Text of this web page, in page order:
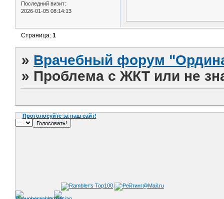
Последний визит:
2026-01-05 08:14:13
Страница:1
» Врачебный форум
» Проблема с ЖКТ или не
Проголосуйте за наш сайт!